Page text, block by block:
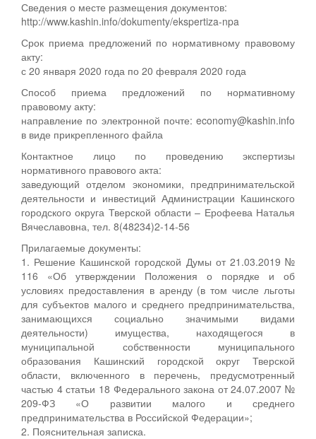
Сведения о месте размещения документов:
http://www.kashin.info/dokumenty/ekspertiza-npa
Срок приема предложений по нормативному правовому
акту:
с 20 января 2020 года по 20 февраля 2020 года
Способ приема предложений по нормативному
правовому акту:
направление по электронной почте: economy@kashin.info
в виде прикрепленного файла
Контактное лицо по проведению экспертизы
нормативного правового акта:
заведующий отделом экономики, предпринимательской
деятельности и инвестиций Администрации Кашинского
городского округа Тверской области – Ерофеева Наталья
Вячеславовна, тел. 8(48234)2-14-56
Прилагаемые документы:
1. Решение Кашинской городской Думы от 21.03.2019 №
116 «Об утверждении Положения о порядке и об
условиях предоставления в аренду (в том числе льготы
для субъектов малого и среднего предпринимательства,
занимающихся социально значимыми видами
деятельности) имущества, находящегося в
муниципальной собственности муниципального
образования Кашинский городской округ Тверской
области, включенного в перечень, предусмотренный
частью 4 статьи 18 Федерального закона от 24.07.2007 №
209-ФЗ «О развитии малого и среднего
предпринимательства в Российской Федерации»;
2. Пояснительная записка.